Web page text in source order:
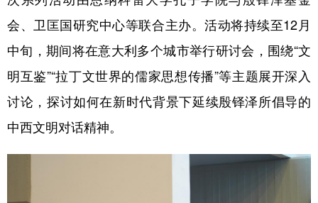
会、卫匡国研究中心等联合主办。活动将持续至12月
中旬，期间将在意大利多个城市举行研讨会，围绕“文
明互鉴”“拉丁文世界的儒家思想传播”等主题展开深入
讨论，探讨如何在新时代背景下延续殷铎泽所倡导的
中西文明对话精神。